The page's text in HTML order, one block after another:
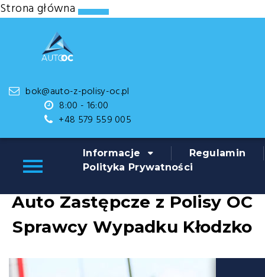
Strona główna
bok@auto-z-polisy-oc.pl
8:00 - 16:00
+48 579 559 005
Informacje
Regulamin
Polityka Prywatności
Kłodzko - Auto z Polisy OC Sprawcy za Darmo
BEZGOTÓWKOWY WYNAJEM AUTA Z OC
Auto z Polisy OC za Darmo - Kłodzko.
Auto Zastępcze z Polisy OC
Sprawcy Wypadku Kłodzko